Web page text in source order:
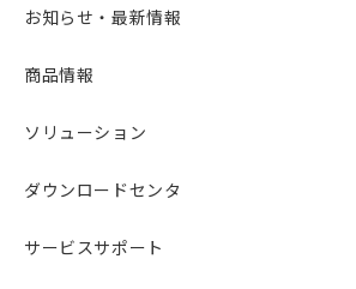
お知らせ・最新情報
商品情報
ソリューション
ダウンロードセンタ
サービスサポート